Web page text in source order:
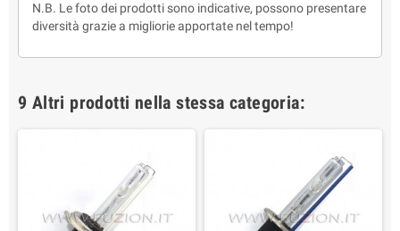
N.B. Le foto dei prodotti sono indicative, possono presentare
diversità grazie a migliorie apportate nel tempo!
9 Altri prodotti nella stessa categoria: